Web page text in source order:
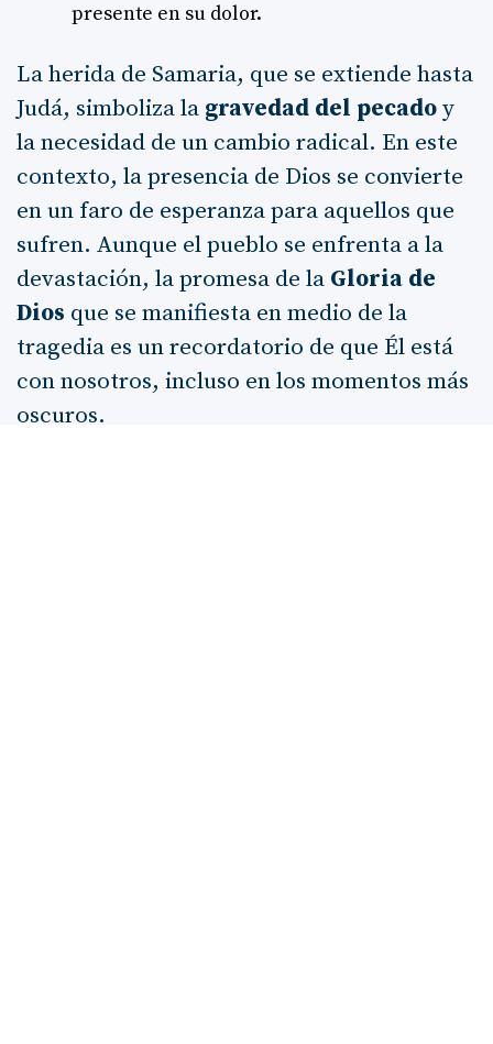
presente en su dolor.
La herida de Samaria, que se extiende hasta
Judá, simboliza la gravedad del pecadoy
la necesidad de un cambio radical. En este
contexto, la presencia de Dios se convierte
en un faro de esperanza para aquellos que
sufren. Aunque el pueblo se enfrenta a la
devastación, la promesa de la Gloria de
Dios que se manifiesta en medio de la
tragedia es un recordatorio de que Él está
con nosotros, incluso en los momentos más
oscuros.